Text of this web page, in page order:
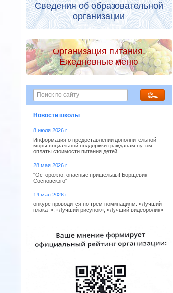
Сведения об образовательной
организации
Организация питания.
Ежедневные меню
Новости школы
8 июля 2026 г.
Информация о предоставлении дополнительной
меры социальной поддержки гражданам путем
оплаты стоимости питания детей
28 мая 2026 г.
"Осторожно, опасные пришельцы! Борщевик
Сосновского"
14 мая 2026 г.
онкурс проводится по трем номинациям: «Лучший
плакат», «Лучший рисунок», «Лучший видеоролик»